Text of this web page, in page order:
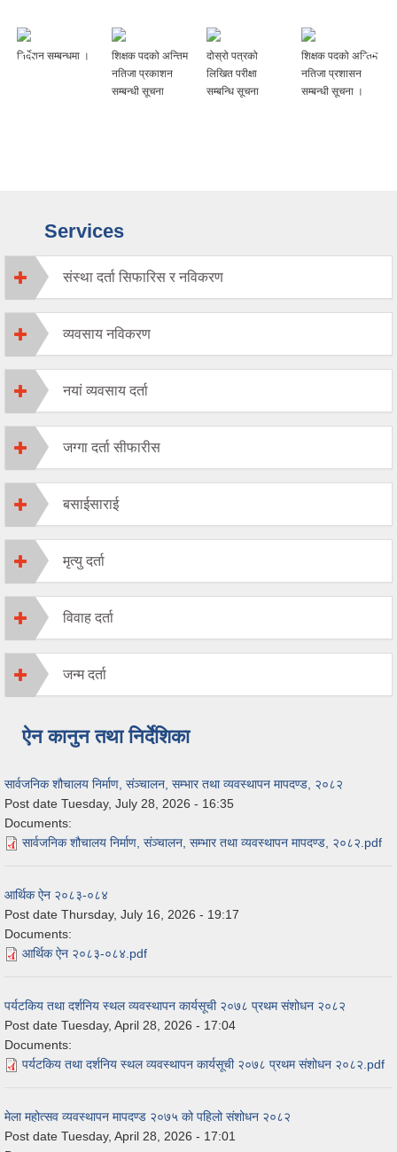
निर्देशन सम्बन्धमा ।
शिक्षक पदको अन्तिम
नतिजा प्रकाशन
सम्बन्धी सूचना
दोस्रो पत्रको
लिखित परीक्षा
सम्बन्धि सूचना
शिक्षक पदको अन्तिम
नतिजा प्रशासन
सम्बन्धी सूचना ।
Services
संस्था दर्ता सिफारिस र नविकरण
व्यवसाय नविकरण
नयां व्यवसाय दर्ता
जग्गा दर्ता सीफारीस
बसाईसाराई
मृत्यु दर्ता
विवाह दर्ता
जन्म दर्ता
ऐन कानुन तथा निर्देशिका
सार्वजनिक शौचालय निर्माण, संञ्चालन, सम्भार तथा व्यवस्थापन मापदण्ड, २०८२
Post date Tuesday, July 28, 2026 - 16:35
Documents:
सार्वजनिक शौचालय निर्माण, संञ्चालन, सम्भार तथा व्यवस्थापन मापदण्ड, २०८२.pdf
आर्थिक ऐन २०८३-०८४
Post date Thursday, July 16, 2026 - 19:17
Documents:
आर्थिक ऐन २०८३-०८४.pdf
पर्यटकिय तथा दर्शनिय स्थल व्यवस्थापन कार्यसूची २०७८ प्रथम संशोधन २०८२
Post date Tuesday, April 28, 2026 - 17:04
Documents:
पर्यटकिय तथा दर्शनिय स्थल व्यवस्थापन कार्यसूची २०७८ प्रथम संशोधन २०८२.pdf
मेला महोत्सव व्यवस्थापन मापदण्ड २०७५ को पहिलो संशोधन २०८२
Post date Tuesday, April 28, 2026 - 17:01